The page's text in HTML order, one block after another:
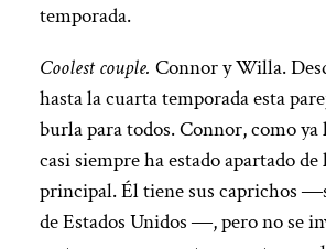
temporada.
Coolest couple. Connor y Willa.
hasta la cuarta temporada esta
burla para todos. Connor, como
casi siempre ha estado apartado
principal. Él tiene sus caprichos
de Estados Unidos ―, pero no se